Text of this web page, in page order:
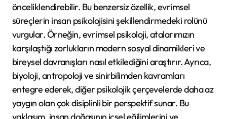
önceliklendirebilir. Bu benzersiz özellik, evrimsel
süreçlerin insan psikolojisini şekillendirmedeki rolünü
vurgular. Örneğin, evrimsel psikoloji, atalarımızın
karşılaştığı zorlukların modern sosyal dinamikleri ve
bireysel davranışları nasıl etkilediğini araştırır. Ayrıca,
biyoloji, antropoloji ve sinirbilimden kavramları
entegre ederek, diğer psikolojik çerçevelerde daha az
yaygın olan çok disiplinli bir perspektif sunar. Bu
yaklaşım, insan doğasının içsel eğilimlerini ve